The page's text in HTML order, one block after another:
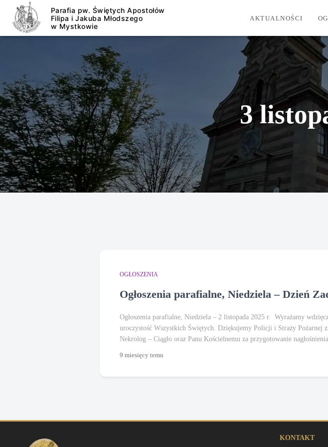
AKTUALNOŚCI
3
OGŁOSZENIA
Ogłoszenia parafialne, Niedziela – Dzień
Ogłoszenia parafialne, Niedziela – 2 listopada 2025 r. Wyrażamy
uroczystość Wszystkich Świętych. Dziękujemy Policji i Straży Pożarnej
Nekrolog – Ciągło oraz Panu Kościelnemu za przygotowanie
9 miesięcytemu
KONTAKT